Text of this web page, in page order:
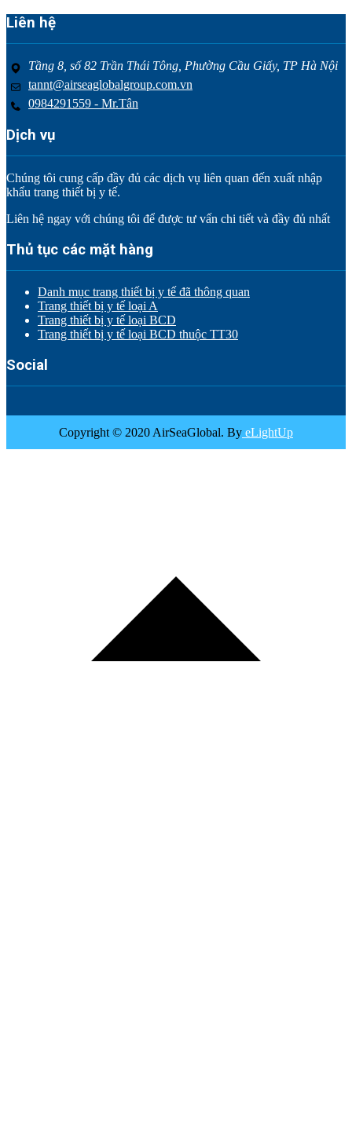
Liên hệ
Tầng 8, số 82 Trần Thái Tông, Phường Cầu Giấy, TP Hà Nội
tannt@airseaglobalgroup.com.vn
0984291559 - Mr.Tân
Dịch vụ
Chúng tôi cung cấp đầy đủ các dịch vụ liên quan đến xuất nhập
khẩu trang thiết bị y tế.
Liên hệ ngay với chúng tôi để được tư vấn chi tiết và đầy đủ nhất
Thủ tục các mặt hàng
Danh mục trang thiết bị y tế đã thông quan
Trang thiết bị y tế loại A
Trang thiết bị y tế loại BCD
Trang thiết bị y tế loại BCD thuộc TT30
Social
Copyright © 2020 AirSeaGlobal. By eLightUp